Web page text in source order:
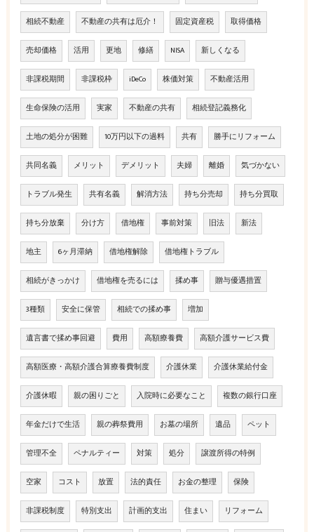
相続不動産 不動産の共有は厄介！ 固定資産税 取得価格
売却価格 活用 更地 修繕 NISA 新しくなる
非課税期間 非課税枠 iDeCo 株価対策 不動産活用
生命保険の活用 実家 不動産の共有 相続登記義務化
土地の処分が困難 10万円以下の過料 共有 勝手にリフォーム
共同名義 メリット デメリット 夫婦 離婚 気づかない
トラブル発生 共有名義 解消方法 持ち分売却 持ち分買取
持ち分放棄 分け方 借地権 事前対策 旧法 新法
地主 6ヶ月滞納 借地権解除 借地権トラブル
相続がきっかけ 借地権を売るには 揉め事 贈与優遇措置
3種類 安全に保管 相続での揉め事 増加
遺言書で揉め事回避 費用 高額療養費 高額介護サービス費
高額医療・高額介護合算療養費制度 介護休業 介護休業給付金
介護休暇 親の困りごと 入院時に必要なこと 複数の銀行口座
年金だけで生活 親の葬祭費用 お墓の場所 遺品 ペット
管理不全 ペナルティー 対策 処分 譲渡所得の特例
空家 コスト 放置 法的責任 お金の整理 保険
非課税制度 特別支出 計画的支出 住まい リフォーム